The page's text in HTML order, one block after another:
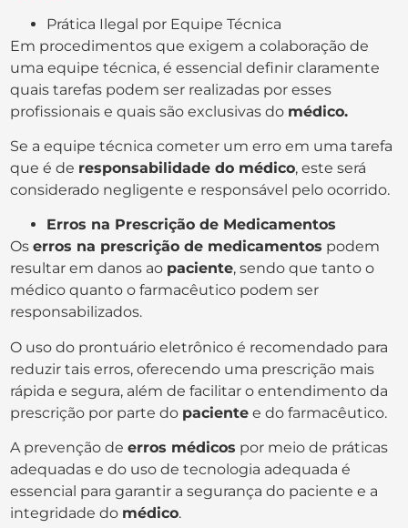
Prática Ilegal por Equipe Técnica
Em procedimentos que exigem a colaboração de
uma equipe técnica, é essencial definir claramente
quais tarefas podem ser realizadas por esses
profissionais e quais são exclusivas do médico.
Se a equipe técnica cometer um erro em uma tarefa
que é de responsabilidade do médico, este será
considerado negligente e responsável pelo ocorrido.
Erros na Prescrição de Medicamentos
Oserros na prescrição de medicamentos podem
resultar em danos ao paciente, sendo que tanto o
médico quanto o farmacêutico podem ser
responsabilizados.
O uso do prontuário eletrônico é recomendado para
reduzir tais erros, oferecendo uma prescrição mais
rápida e segura, além de facilitar o entendimento da
prescrição por parte do paciente e do farmacêutico.
A prevenção deerros médicos por meio de práticas
adequadas e do uso de tecnologia adequada é
essencial para garantir a segurança do paciente e a
integridade do médico.